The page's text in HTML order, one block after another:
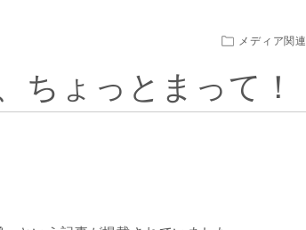
メディア関連
ちょっとまって！